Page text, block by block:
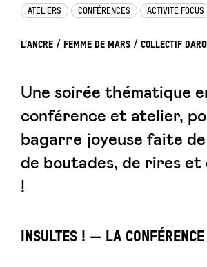
L’ANCRE / FEMME DE MARS / COLLECTIF
ATELIERS CONFÉRENCES ACTIVITÉ FOCUS
Une soirée thématique
conférence et atelier,
bagarre joyeuse faite
de boutades, de rires et
!
INSULTES ! — LA CONFÉRENCE